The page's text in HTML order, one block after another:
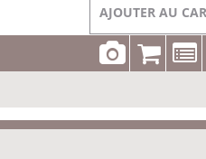
AJOUTER AU